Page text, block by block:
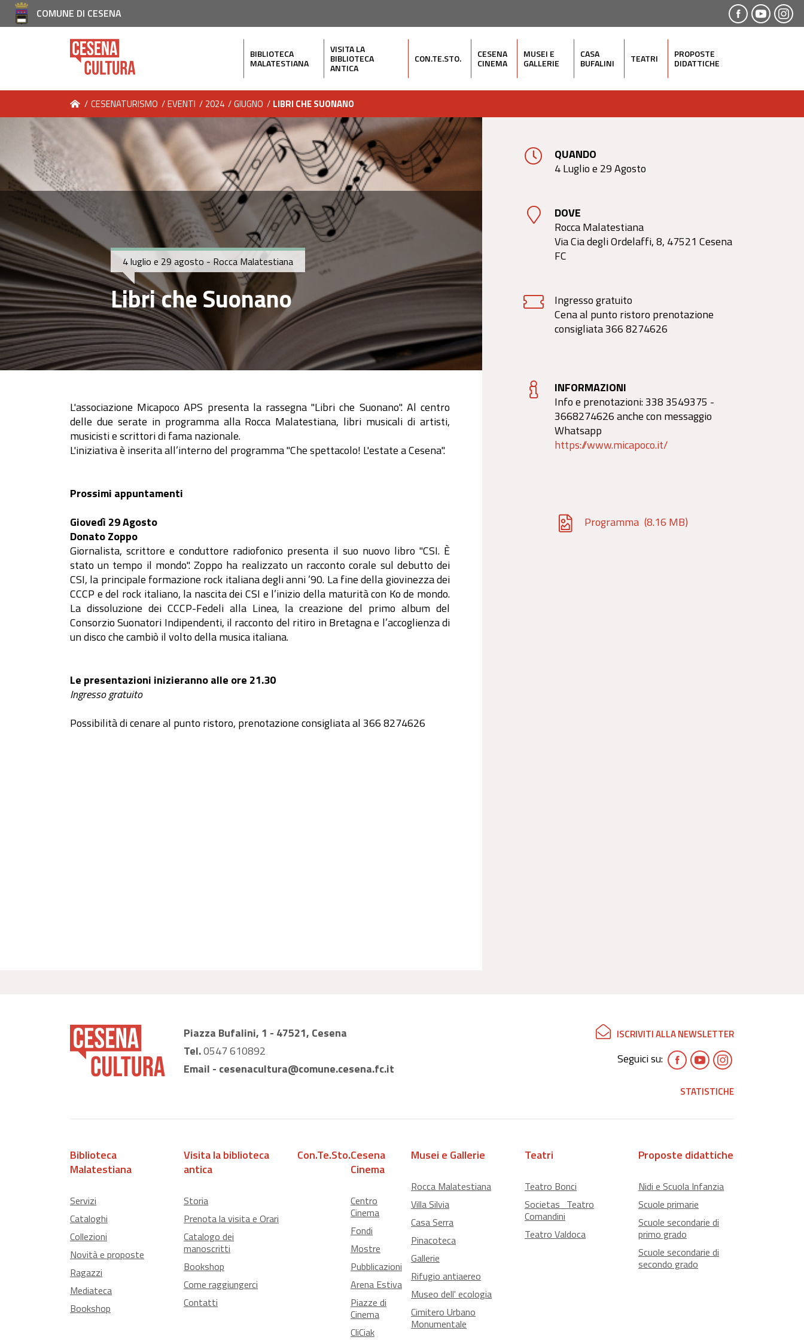
COMUNE DI CESENA
BIBLIOTECA
MALATESTIANA
VISITA LA
BIBLIOTECA
ANTICA
CON.TE.STO. CESENA
CINEMA
MUSEI E
GALLERIE
CASA
BUFALINI TEATRI PROPOSTE
DIDATTICHE
/ CESENATURISMO /EVENTI / 2024 /GIUGNO / LIBRI CHE SUONANO
4 luglio e 29 agosto - Rocca Malatestiana
Libri che Suonano
L'associazione Micapoco APS presenta la rassegna "Libri che Suonano". Al centro
delle due serate in programma alla Rocca Malatestiana, libri musicali di artisti,
musicisti e scrittori di fama nazionale.
L'iniziativa è inserita all’interno del programma "Che spettacolo! L'estate a Cesena".
Prossimi appuntamenti
Giovedì 29 Agosto
Donato Zoppo
Giornalista, scrittore e conduttore radiofonico presenta il suo nuovo libro "CSI. È
stato un tempo il mondo". Zoppo ha realizzato un racconto corale sul debutto dei
CSI, la principale formazione rock italiana degli anni ’90. La fine della giovinezza dei
CCCP e del rock italiano, la nascita dei CSI e l’inizio della maturità con Ko de mondo.
La dissoluzione dei CCCP-Fedeli alla Linea, la creazione del primo album del
Consorzio Suonatori Indipendenti, il racconto del ritiro in Bretagna e l’accoglienza di
un disco che cambiò il volto della musica italiana.
Le presentazioni inizieranno alle ore 21.30
Ingresso gratuito
Possibilità di cenare al punto ristoro, prenotazione consigliata al 366 8274626
QUANDO
4 Luglio e 29 Agosto
DOVE
Rocca Malatestiana
Via Cia degli Ordelaffi, 8, 47521 Cesena
FC
Ingresso gratuito
Cena al punto ristoro prenotazione
consigliata 366 8274626
INFORMAZIONI
Info e prenotazioni: 338 3549375 -
3668274626 anche con messaggio
Whatsapp
https://www.micapoco.it/
Programma (8.16 MB)
Piazza Bufalini, 1 - 47521, Cesena
Tel.0547 610892
Email - cesenacultura@comune.cesena.fc.it
ISCRIVITI ALLA NEWSLETTER
Seguici su:
STATISTICHE
Biblioteca
Malatestiana
Servizi
Cataloghi
Collezioni
Novità e proposte
Ragazzi
Mediateca
Bookshop
Visita la biblioteca
antica
Storia
Prenota la visita e Orari
Catalogo dei
manoscritti
Bookshop
Come raggiungerci
Contatti
Con.Te.Sto.Cesena
Cinema
Centro
Cinema
Fondi
Mostre
Pubblicazioni
Arena Estiva
Piazze di
Cinema
CliCiak
Musei e Gallerie
Rocca Malatestiana
Villa Silvia
Casa Serra
Pinacoteca
Gallerie
Rifugio antiaereo
Museo dell' ecologia
Cimitero Urbano
Monumentale
Teatri
Teatro Bonci
Societas_Teatro
Comandini
Teatro Valdoca
Proposte didattiche
Nidi e Scuola Infanzia
Scuole primarie
Scuole secondarie di
primo grado
Scuole secondarie di
secondo grado